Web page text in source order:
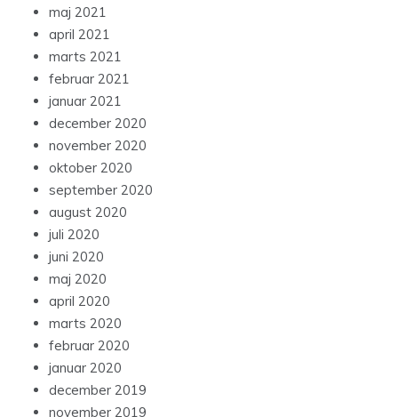
maj 2021
april 2021
marts 2021
februar 2021
januar 2021
december 2020
november 2020
oktober 2020
september 2020
august 2020
juli 2020
juni 2020
maj 2020
april 2020
marts 2020
februar 2020
januar 2020
december 2019
november 2019